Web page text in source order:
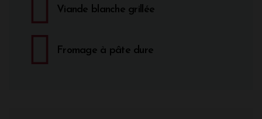
Viande blanche grillée
Fromage à pâte dure